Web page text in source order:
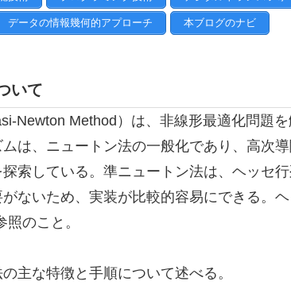
データの情報幾何的アプローチ 本ブログのナビ
いて
Newton Method）は、非線形最適化問題
は、ニュートン法の一般化であり、高次
索している。準ニュートン法は、ヘッセ
ないため、実装が比較的容易にできる。
照のこと。
主な特徴と手順について述べる。